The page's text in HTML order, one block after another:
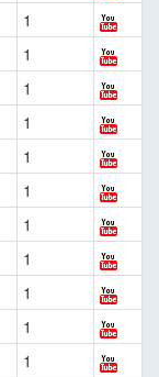
1
1
1
1
1
1
1
1
1
1
1